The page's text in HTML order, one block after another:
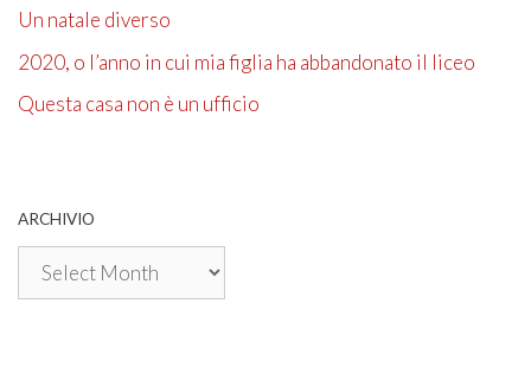
Un natale diverso
2020, o l’anno in cui mia figlia ha abbandonato il liceo
Questa casa non è un ufficio
ARCHIVIO
Archivio